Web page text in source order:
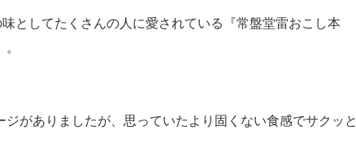
としてたくさんの人に愛されている『常盤堂雷おこし本
がありましたが、思っていたより固くない食感でサクッと